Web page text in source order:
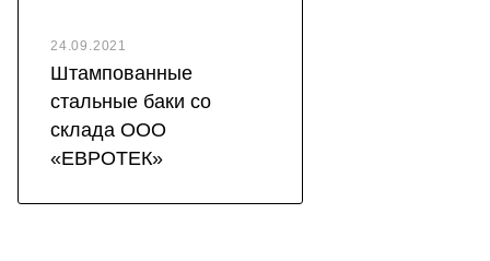
24.09.2021
Штампованные
стальные баки со
склада ООО
«ЕВРОТЕК»